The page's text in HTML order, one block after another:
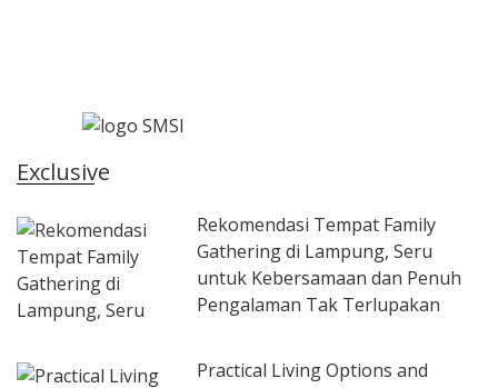
Exclusive
Rekomendasi Tempat Family
Gathering di Lampung, Seru
untuk Kebersamaan dan Penuh
Pengalaman Tak Terlupakan
Practical Living Options and